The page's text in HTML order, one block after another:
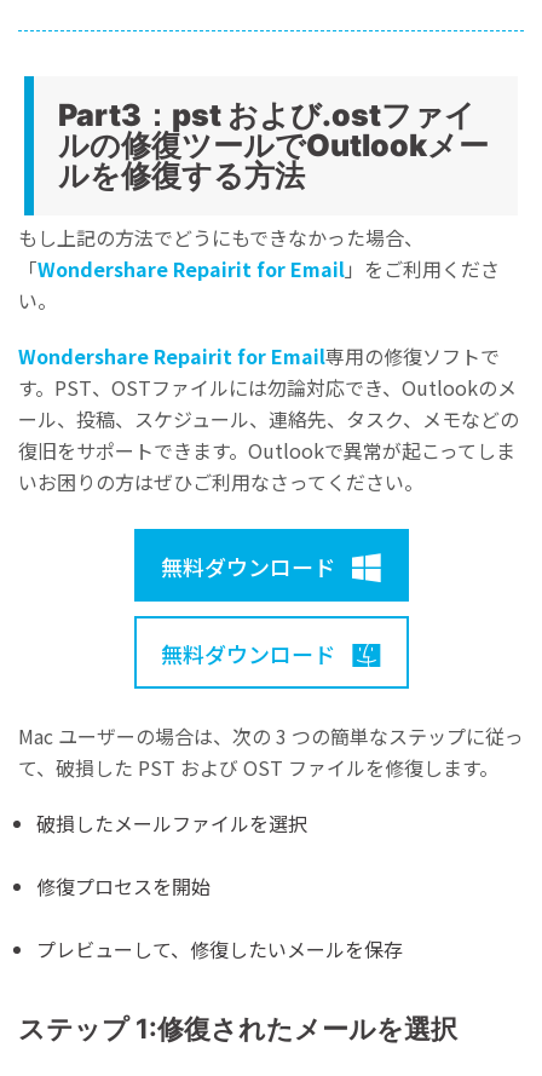
Part3：pst および.ostファイ
ルの修復ツールでOutlookメー
ルを修復する方法
もし上記の方法でどうにもできなかった場合、
「Wondershare Repairit for Email」をご利用くださ
い。
Wondershare Repairit for Email専用の修復ソフトで
す。PST、OSTファイルには勿論対応でき、Outlookのメ
ール、投稿、スケジュール、連絡先、タスク、メモなどの
復旧をサポートできます。Outlookで異常が起こってしま
いお困りの方はぜひご利用なさってください。
無料ダウンロード
無料ダウンロード
Mac ユーザーの場合は、次の 3 つの簡単なステップに従っ
て、破損した PST および OST ファイルを修復します。
破損したメールファイルを選択
修復プロセスを開始
プレビューして、修復したいメールを保存
ステップ 1:修復されたメールを選択